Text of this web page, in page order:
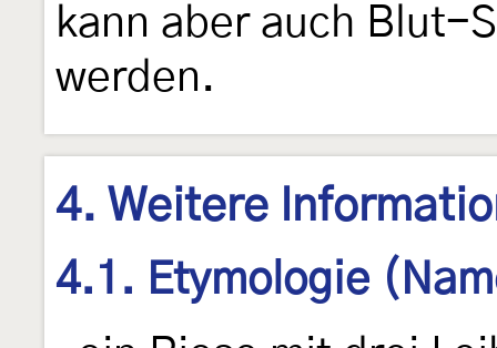
kann aber auch Blut-
werden.
4. Weitere
4.1. Etymologie